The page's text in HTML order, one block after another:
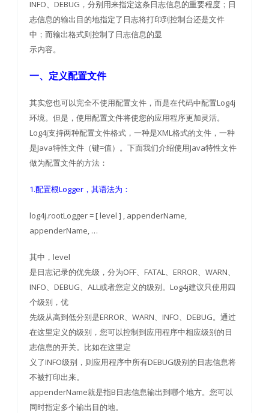
INFO、DEBUG，分别用来指定这条日志信息的重要程度；日
志信息的输出目的地指定了日志将打印到控制台还是文件
中；而输出格式则控制了日志信息的显
示内容。
一、定义配置文件
其实您也可以完全不使用配置文件，而是在代码中配置Log4j
环境。但是，使用配置文件将使您的应用程序更加灵活。
Log4j支持两种配置文件格式，一种是XML格式的文件，一种
是Java特性文件（键=值）。下面我们介绍使用Java特性文件
做为配置文件的方法：
1.配置根Logger，其语法为：
log4j.rootLogger = [ level ] , appenderName,
appenderName, …
其中，level
是日志记录的优先级，分为OFF、FATAL、ERROR、WARN、
INFO、DEBUG、ALL或者您定义的级别。Log4j建议只使用四
个级别，优
先级从高到低分别是ERROR、WARN、INFO、DEBUG。通过
在这里定义的级别，您可以控制到应用程序中相应级别的日
志信息的开关。比如在这里定
义了INFO级别，则应用程序中所有DEBUG级别的日志信息将
不被打印出来。
appenderName就是指B日志信息输出到哪个地方。您可以
同时指定多个输出目的地。